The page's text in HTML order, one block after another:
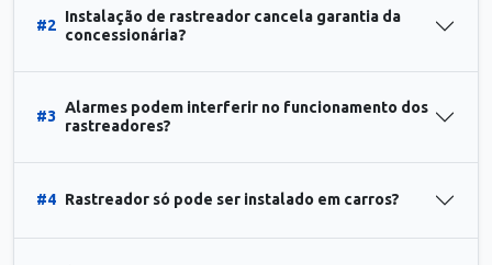
#2
Instalação de rastreador cancela garantia da
concessionária?
#3
Alarmes podem interferir no funcionamento dos
rastreadores?
#4 Rastreador só pode ser instalado em carros?